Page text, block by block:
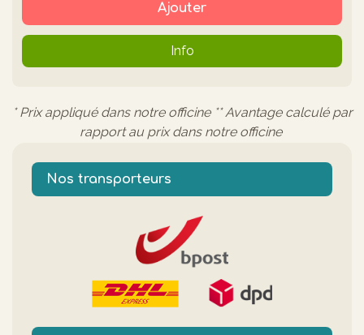
Ajouter
Info
* Prix appliqué dans notre officine ** Avantage calculé par
rapport au prix dans notre officine
Nos transporteurs